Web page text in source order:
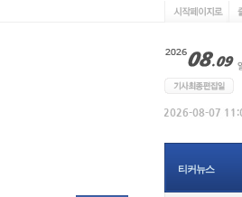
티커뉴스